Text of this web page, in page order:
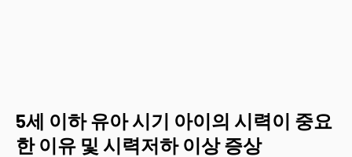
5세 이하 유아 시기 아이의 시력이 중요
한 이유 및 시력저하 이상 증상